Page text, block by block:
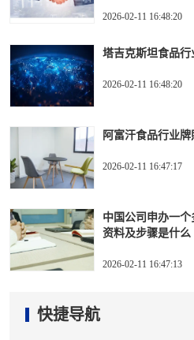
2026-02-11 16:48:20
塔吉克斯坦食品
2026-02-11 16:48:20
阿富汗食品行业
2026-02-11 16:47:17
中国公司申办一
资料及步骤是什么
2026-02-11 16:47:13
快捷导航